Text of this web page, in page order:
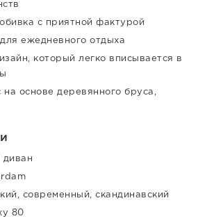
с приятной фактурой
ежедневного отдыха
который легко вписывается в
основе деревянного бруса,
диван
современный, скандинавский
80